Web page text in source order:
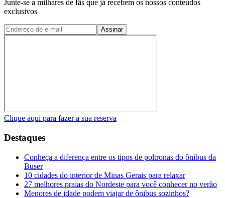
Junte-se a milhares de fãs que já recebem os nossos conteúdos
exclusivos
Assinar
Clique aqui para fazer a sua reserva
Destaques
Conheça a diferença entre os tipos de poltronas do ônibus da
Buser
10 cidades do interior de Minas Gerais para relaxar
27 melhores praias do Nordeste para você conhecer no verão
Menores de idade podem viajar de ônibus sozinhos?